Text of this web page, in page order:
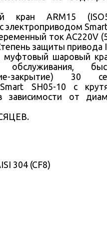
кран ARM15
электроприводом
ток AC220V
защиты привода
муфтовый шаровый
обслуживания,
закрытие) 30
SH05-10 с
от
304 (CF8)